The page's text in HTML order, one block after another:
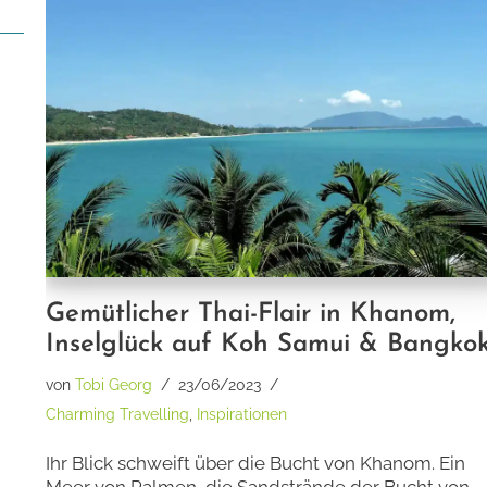
Gemütlicher Thai-Flair in Khanom,
Inselglück auf Koh Samui &
von Tobi Georg
23/06/2023
Charming Travelling
Inspirationen
Ihr Blick schweift über die Bucht von Khanom. Ein